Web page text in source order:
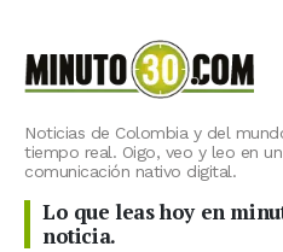
Noticias de Colombia y del
tiempo real. Oigo, veo y leo en
comunicación nativo digital.
Lo que leas hoy en
noticia.